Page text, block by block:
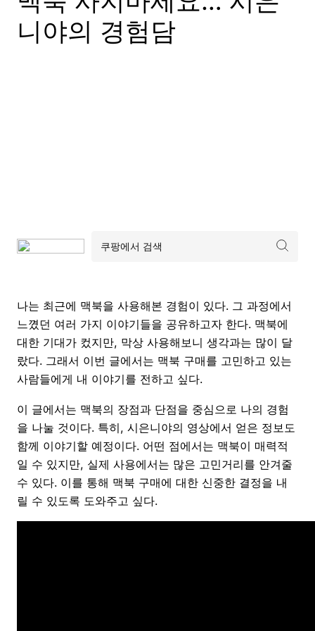
니야의 경험담
나는 최근에 맥북을 사용해본 경험이 있다. 그 과정에서
느꼈던 여러 가지 이야기들을 공유하고자 한다. 맥북에
대한 기대가 컸지만, 막상 사용해보니 생각과는 많이 달
랐다. 그래서 이번 글에서는 맥북 구매를 고민하고 있는
사람들에게 내 이야기를 전하고 싶다.
이 글에서는 맥북의 장점과 단점을 중심으로 나의 경험
을 나눌 것이다. 특히, 시은니야의 영상에서 얻은 정보도
함께 이야기할 예정이다. 어떤 점에서는 맥북이 매력적
일 수 있지만, 실제 사용에서는 많은 고민거리를 안겨줄
수 있다. 이를 통해 맥북 구매에 대한 신중한 결정을 내
릴 수 있도록 도와주고 싶다.